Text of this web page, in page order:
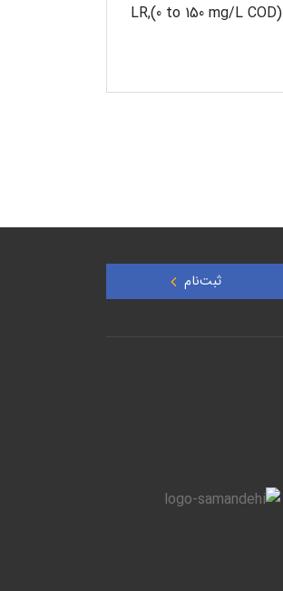
LR,(0 to 150 mg/L COD)
ثبت‌نام